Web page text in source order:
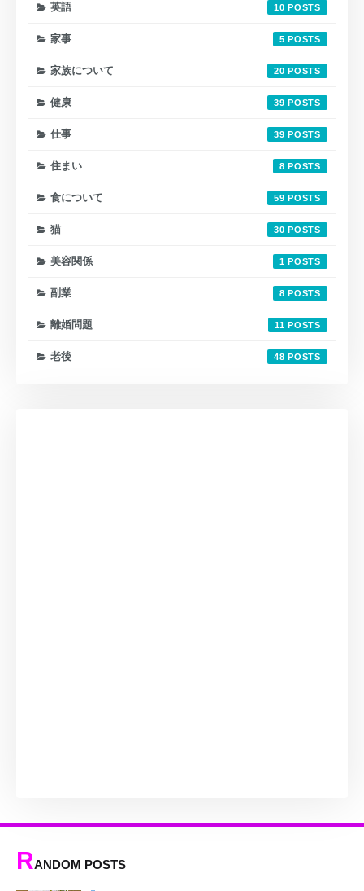
英語 10
家事 5
家族について 20
健康 39
仕事 39
住まい 8
食について 59
猫 30
美容関係 1
副業 8
離婚問題 11
老後 48
RANDOM POSTS